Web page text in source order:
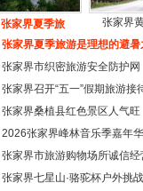
张家界夏季旅
张家界
张家界夏季旅游是理想的避暑
张家界市织密旅游安全防护网
张家界召开“五一”假期旅游接
张家界桑植县红色景区人气旺
2026张家界峰林音乐季嘉年
幕
张家界市旅游购物场所诚信经
谈
张家界七星山·骆驼杯户外挑